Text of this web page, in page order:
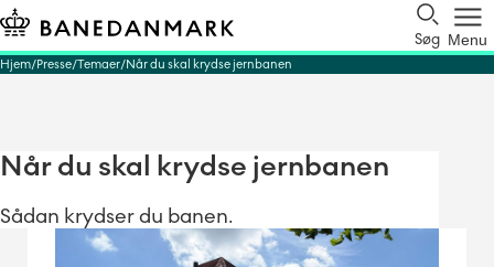
Søg Menu
Hjem Presse Temaer Når du skal krydse jernbanen
Når du skal krydse jernbanen
Sådan krydser du banen.